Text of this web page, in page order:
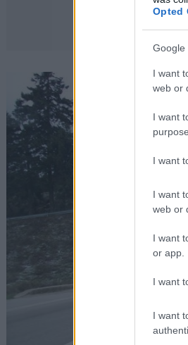
Opted
Google
I want
web or
I want
I want
I want
web or
I want
or app.
I want
I want